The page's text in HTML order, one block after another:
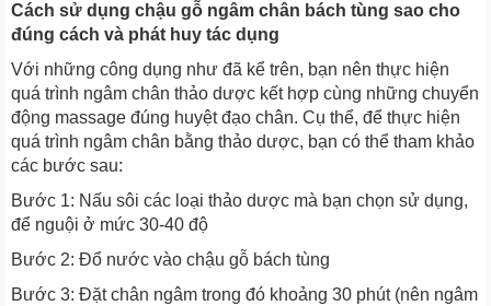
Cách sử dụng chậu gỗ ngâm chân bách tùng sao cho
đúng cách và phát huy tác dụng
Với những công dụng như đã kể trên, bạn nên thực hiện
quá trình ngâm chân thảo dược kết hợp cùng những chuyển
động massage đúng huyệt đạo chân. Cụ thể, để thực hiện
quá trình ngâm chân bằng thảo dược, bạn có thể tham khảo
các bước sau:
Bước 1: Nấu sôi các loại thảo dược mà bạn chọn sử dụng,
để nguội ở mức 30-40 độ
Bước 2: Đổ nước vào chậu gỗ bách tùng
Bước 3: Đặt chân ngâm trong đó khoảng 30 phút (nên ngâm